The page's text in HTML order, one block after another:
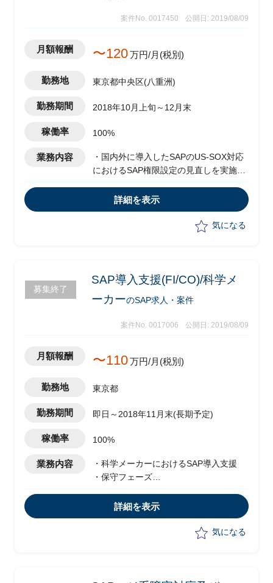
案件No. 0017450 公開日: 2019/08/09
月額報酬 〜120万円/月(税別)
勤務地 東京都中央区(八重洲)
勤務期間 2018年10月上旬～12月末
稼働率 100%
業務内容
・国内外に導入したSAPのUS-SOX対応
におけるSAP権限設定の見直しを実施済
（中国、ベトナム子会社2社に展開予
定）
・リーダーの元、権限実装作業の実施
詳細を表示
気になる
募集終了
SAP導入支援(FI/CO)/科学メ
ーカーのSAP求人・案件
案件No. 0017006 公開日: 2019/08/09
月額報酬 〜110万円/月(税別)
勤務地 東京都
勤務期間 即日～2018年11月末(長期予定)
稼働率 100%
業務内容
・科学メーカーにおけるSAP導入支援
・保守フェーズ
詳細を表示
気になる